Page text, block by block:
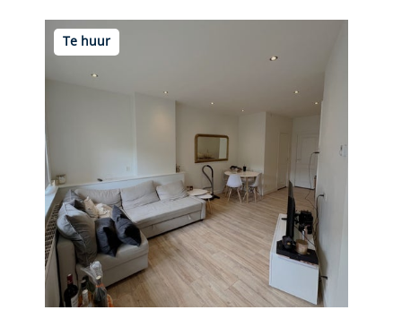
Te huur